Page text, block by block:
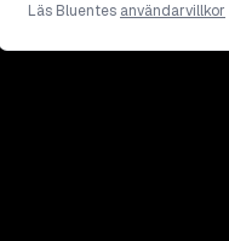
Läs Bluentes användarvillkor